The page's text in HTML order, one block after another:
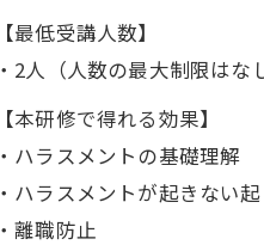
【最低受講人数】
・2人（人数の最大制限はな
【本研修で得れる効果】
・ハラスメントの基礎理解
・ハラスメントが起きない
・離職防止